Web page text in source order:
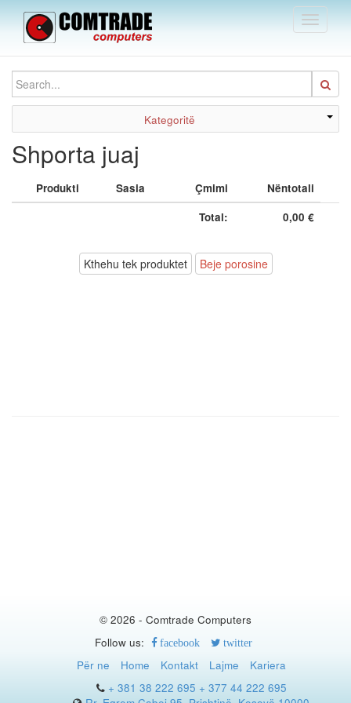
Toggle
Kategoritë
Shporta juaj
Produkti Sasia Çmimi
Nëntotali
Total:
0,00 €
Kthehu tek produktet Beje porosine
© 2026 - Comtrade Computers
Follow us:
facebook twitter
Për ne Home Kontakt Lajme
Kariera
+ 381 38 222 695 + 377 44 222 695